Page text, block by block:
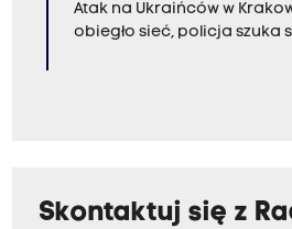
Atak na Ukraińców w
obiegło sieć, policja szuka
Skontaktuj się z